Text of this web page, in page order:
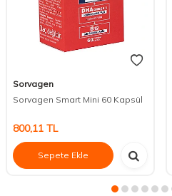
Sorvagen
Sorvagen Smart Mini 60 Kapsül
800,11 TL
Sepete Ekle